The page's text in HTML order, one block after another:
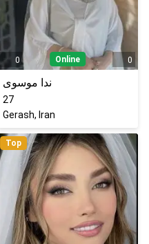
0 Online 0
ندا موسوی
27
Gerash, Iran
Top